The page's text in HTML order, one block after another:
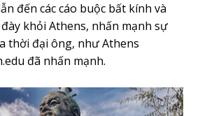
đến các cáo buộc bất kính và
khỏi Athens, nhấn mạnh sự
thời đại ông, như Athens
đã nhấn mạnh.